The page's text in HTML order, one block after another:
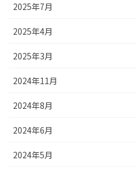
2025年7月
2025年4月
2025年3月
2024年11月
2024年8月
2024年6月
2024年5月